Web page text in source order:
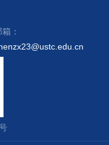
箱：